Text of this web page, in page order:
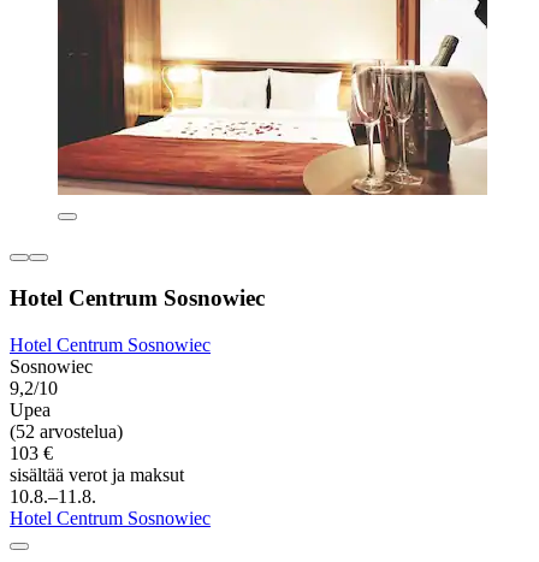
Hotel Centrum Sosnowiec
Hotel Centrum Sosnowiec
Sosnowiec
9,2/10
Upea
(52 arvostelua)
103 €
sisältää verot ja maksut
10.8.–11.8.
Hotel Centrum Sosnowiec